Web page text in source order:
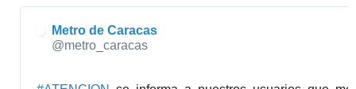
Metro de Caracas
@metro_caracas